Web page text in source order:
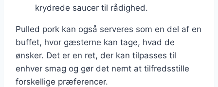
krydrede saucer til rådighed.
Pulled pork kan også serveres som en del af en
buffet, hvor gæsterne kan tage, hvad de
ønsker. Det er en ret, der kan tilpasses til
enhver smag og gør det nemt at tilfredsstille
forskellige præferencer.